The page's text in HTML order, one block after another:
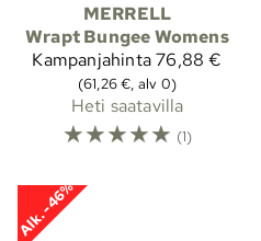
MERRELL
Wrapt Bungee Womens
Kampanjahinta76,88 €
(61,26 €, alv 0)
Heti saatavilla
☆☆☆☆☆ (1)
Alk. -46%